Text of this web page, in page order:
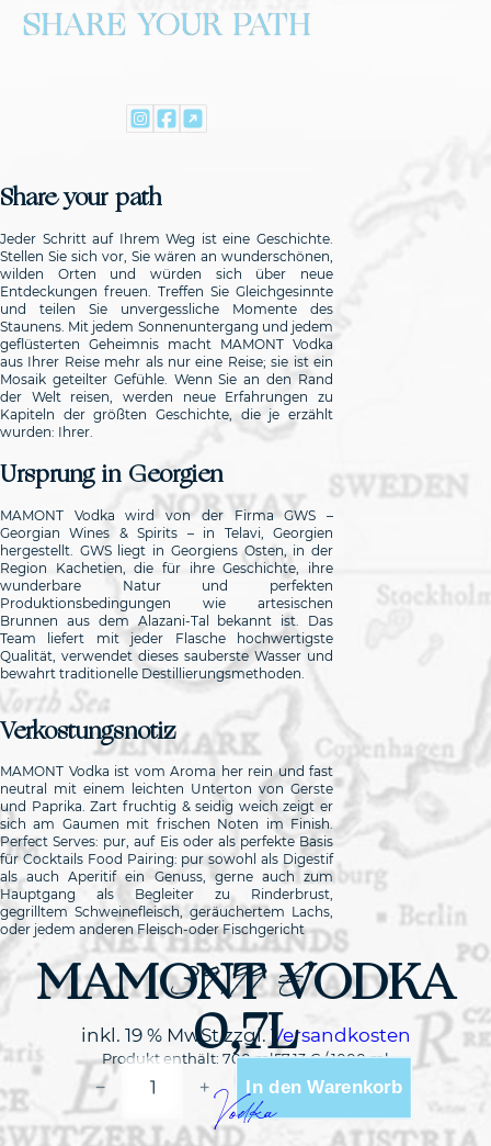
MAMONT VODKA
0,7L
Vodka
Share your path
Jeder Schritt auf Ihrem Weg ist eine Geschichte.
Stellen Sie sich vor, Sie wären an wunderschönen,
wilden Orten und würden sich über neue
Entdeckungen freuen. Treffen Sie Gleichgesinnte
und teilen Sie unvergessliche Momente des
Staunens. Mit jedem Sonnenuntergang und jedem
geflüsterten Geheimnis macht MAMONT Vodka
aus Ihrer Reise mehr als nur eine Reise; sie ist ein
Mosaik geteilter Gefühle. Wenn Sie an den Rand
der Welt reisen, werden neue Erfahrungen zu
Kapiteln der größten Geschichte, die je erzählt
wurden: Ihrer.
Ursprung in Georgien
MAMONT Vodka wird von der Firma GWS –
Georgian Wines & Spirits – in Telavi, Georgien
hergestellt. GWS liegt in Georgiens Osten, in der
Region Kachetien, die für ihre Geschichte, ihre
wunderbare Natur und perfekten
Produktionsbedingungen wie artesischen
Brunnen aus dem Alazani-Tal bekannt ist. Das
Team liefert mit jeder Flasche hochwertigste
Qualität, verwendet dieses sauberste Wasser und
bewahrt traditionelle Destillierungsmethoden.
SHARE YOUR PATH
Verkostungsnotiz
MAMONT Vodka ist vom Aroma her rein und fast
neutral mit einem leichten Unterton von Gerste
und Paprika. Zart fruchtig & seidig weich zeigt er
sich am Gaumen mit frischen Noten im Finish.
Perfect Serves: pur, auf Eis oder als perfekte Basis
für Cocktails Food Pairing: pur sowohl als Digestif
als auch Aperitif ein Genuss, gerne auch zum
Hauptgang als Begleiter zu Rinderbrust,
gegrilltem Schweinefleisch, geräuchertem Lachs,
oder jedem anderen Fleisch-oder Fischgericht
39,99€
inkl. 19 % MwSt.zzgl. Versandkosten
Produkt enthält: 700ml57,13€/1000ml
MAMONT
VODKA
0,7L
MENGE
− + In den Warenkorb